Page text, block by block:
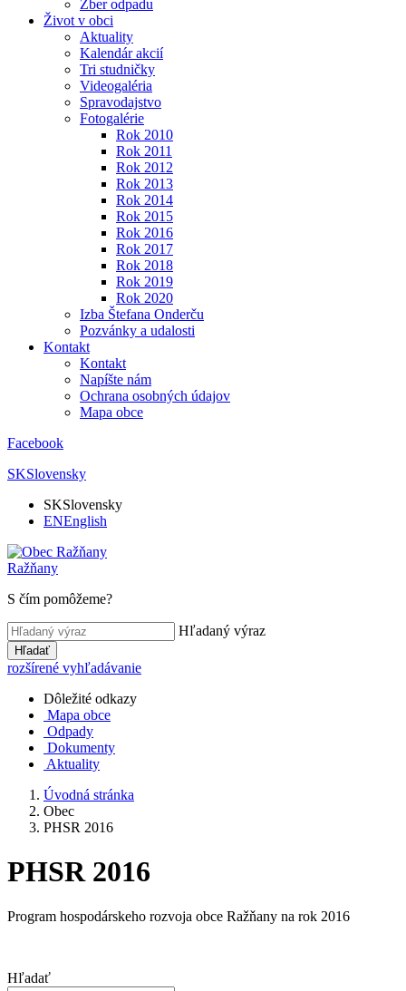
Zber odpadu
Život v obci
Aktuality
Kalendár akcií
Tri studničky
Videogaléria
Spravodajstvo
Fotogalérie
Rok 2010
Rok 2011
Rok 2012
Rok 2013
Rok 2014
Rok 2015
Rok 2016
Rok 2017
Rok 2018
Rok 2019
Rok 2020
Izba Štefana Onderču
Pozvánky a udalosti
Kontakt
Kontakt
Napíšte nám
Ochrana osobných údajov
Mapa obce
Facebook
SKSlovensky
SKSlovensky
ENEnglish
Ražňany
S čím pomôžeme?
Hľadaný výraz
Hľadať
rozšírené vyhľadávanie
Dôležité odkazy
Mapa obce
Odpady
Dokumenty
Aktuality
Úvodná stránka
Obec
PHSR 2016
PHSR 2016
Program hospodárskeho rozvoja obce Ražňany na rok 2016
Hľadať